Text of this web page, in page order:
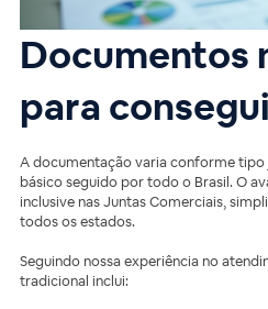
Documentos
para
A documentação varia conforme
básico seguido por todo o Brasil. O
inclusive nas Juntas Comerciais,
todos os estados.
Seguindo nossa experiência no
tradicional inclui: